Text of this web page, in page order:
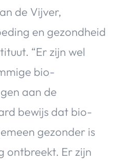
de Vijver,
en gezondheid
“Er zijn wel
bio-
aan de
bewijs dat bio-
gezonder is
ontbreekt. Er zijn